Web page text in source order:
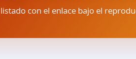
con el enlace bajo el